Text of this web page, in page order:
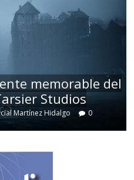
memorable del
Studios
Martínez Hidalgo 0